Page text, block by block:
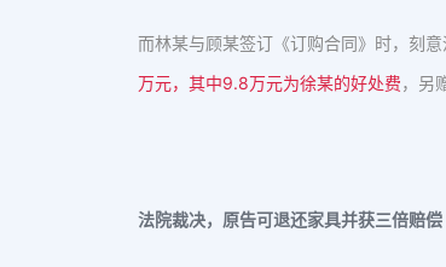
而林某与顾某签订《订购合同》时，刻
万元，其中9.8万元为徐某的好处费，另
法院裁决，原告可退还家具并获三倍赔偿